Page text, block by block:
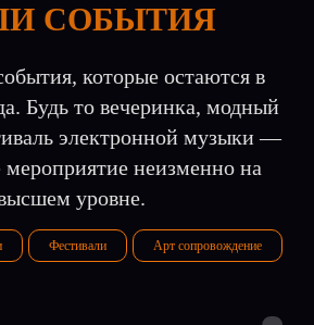
СОБЫТИЯ
которые остаются в
Будь то вечеринка, модный
электронной музыки —
неизменно на
уровне.
Фестивали Арт сопровождение